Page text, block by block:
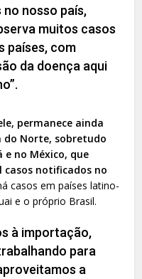
no nosso país,
muitos casos
países, com
da doença aqui
permanece ainda
do Norte, sobretudo
e no México, que
casos notificados no
casos em países latino-
e o próprio Brasil.
à importação,
para
a